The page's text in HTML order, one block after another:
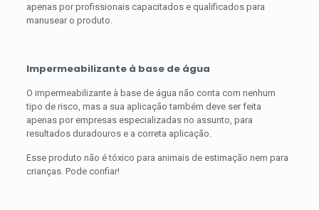
apenas por profissionais capacitados e qualificados para
manusear o produto.
Impermeabilizante à base de água
O impermeabilizante à base de água não conta com nenhum
tipo de risco, mas a sua aplicação também deve ser feita
apenas por empresas especializadas no assunto, para
resultados duradouros e a correta aplicação.
Esse produto não é tóxico para animais de estimação nem para
crianças. Pode confiar!